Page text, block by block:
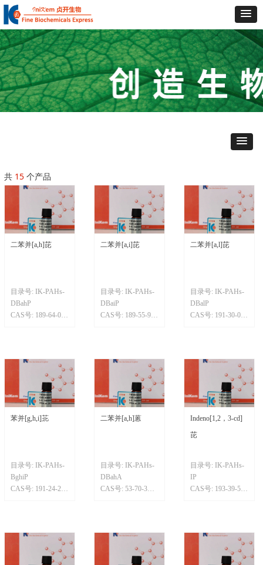
共 15 个产品
二苯并[a,h]芘
目录号: IK-PAHs-
DBahP
CAS号: 189-64-0
二苯并[a,i]芘
目录号: IK-PAHs-
DBaiP
CAS号: 189-55-9
二苯并[a,l]芘
目录号: IK-PAHs-
DBalP
CAS号: 191-30-0
苯并[g,h,i]苝
目录号: IK-PAHs-
BghiP
CAS号: 191-24-2
二苯并[a,h]蒽
目录号: IK-PAHs-
DBahA
CAS号: 53-70-3
Indeno[1,2，3-cd]
芘
目录号: IK-PAHs-
IP
CAS号: 193-39-5